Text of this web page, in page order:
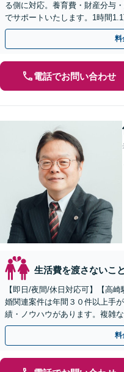
る側に対応。養育費・財産分与
でサポートいたします。1時間
意【ビデオ面談や事前予約で時
料
電話でお問い合わせ
生活費を渡さないこ
【即日/夜間/休日対応可】【高
婚関連案件は年間３０件以上手
績・ノウハウがあります。複雑
名で共同して取り組んでいきま
料